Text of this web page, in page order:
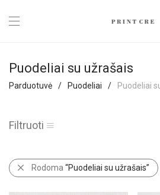
Puodeliai su užrašais
Parduotuvė / Puodeliai / Puodeliai
Filtruoti
Rodoma “Puodeliai su užrašais”